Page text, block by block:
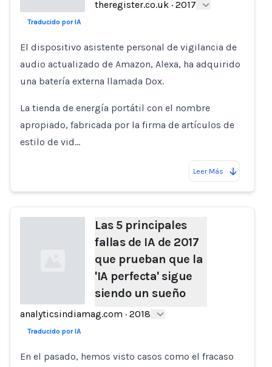
theregister.co.uk · 2017
Traducido por IA
El dispositivo asistente personal de vigilancia de
audio actualizado de Amazon, Alexa, ha adquirido
una batería externa llamada Dox.
La tienda de energía portátil con el nombre
apropiado, fabricada por la firma de artículos de
estilo de vid…
Leer Más
Loading...
Las 5 principales
fallas de IA de 2017
que prueban que la
'IA perfecta' sigue
siendo un sueño
analyticsindiamag.com · 2018
Traducido por IA
En el pasado, hemos visto casos como el fracaso